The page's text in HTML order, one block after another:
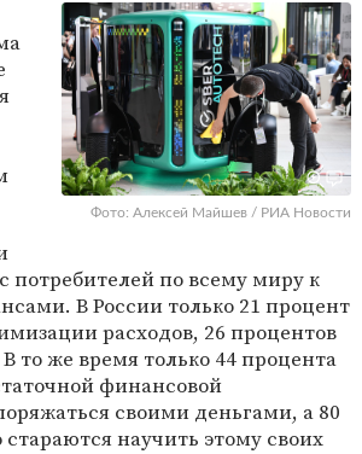
Фото: Алексей Майшев / РИА Новости
потребителей по всему миру к
В России только 21 процент
расходов, 26 процентов
то же время только 44 процента
финансовой
своими деньгами, а 80
научить этому своих